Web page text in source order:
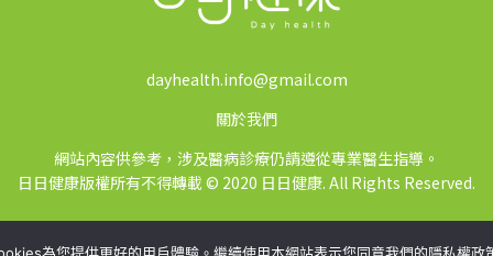
dayhealth.info@gmail.com
關於我們
網站內容供參考，涉及醫病診療仍請遵從專業醫生指導。
日日健康版權所有不得轉載 © 2020 日日健康. All Rights Reserved.